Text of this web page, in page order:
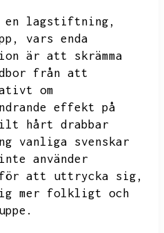
en lagstiftning,
vars enda
är att skrämma
från att
om
effekt på
hårt drabbar
vanliga svenskar
använder
att uttrycka sig,
mer folkligt och